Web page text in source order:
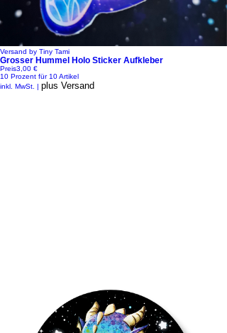
Versand by Tiny Tami
Grosser Hummel Holo Sticker Aufkleber
Preis3,00 €
10 Prozent für 10 Artikel
inkl. MwSt. | plus Versand